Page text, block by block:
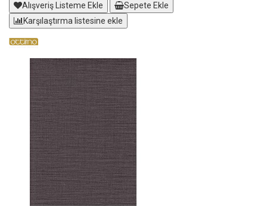
Alışveriş Listeme Ekle
Sepete Ekle
Karşılaştırma listesine ekle